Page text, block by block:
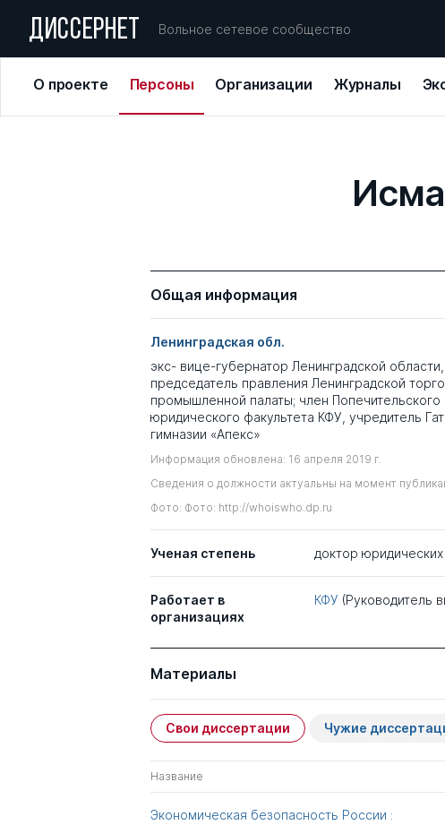
ДИССЕРНЕТ Вольное сетевое сообщество
О проекте Персоны Организации Журналы
Общая информация
Ленинградская обл.
экс- вице-губернатор Ленинградской
председатель правления Ленинградской
промышленной палаты; член Попечительского
юридического факультета КФУ, учредитель
гимназии «Апекс»
Информация обновлена: 16 апреля 2019 г.
Сведения о должности актуальны на момент
Фото: Фото: http://whoiswho.dp.ru
Ученая степень доктор юридических
Работает в
организациях
КФУ (Руководитель
Материалы
Свои диссертации Чужие
Название
Экономическая безопасность России :